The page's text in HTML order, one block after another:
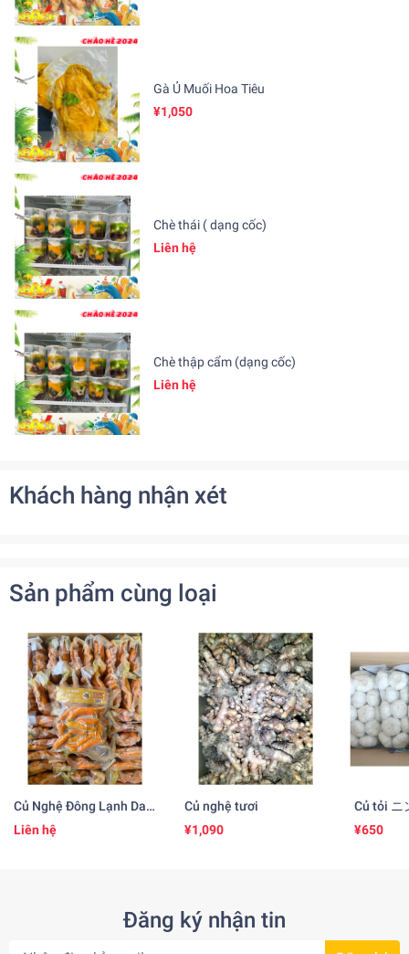
Gà Ủ Muối Hoa Tiêu
¥1,050
Chè thái ( dạng cốc)
Liên hệ
Chè thập cẩm (dạng cốc)
Liên hệ
Khách hàng nhận xét
Sản phẩm cùng loại
Củ Nghệ Đông Lạnh DaI-
IChi ( 250gr )
Liên hệ
Củ nghệ tươi
¥1,090
Củ tỏi ニ
1kg)
¥650
Đăng ký nhận tin